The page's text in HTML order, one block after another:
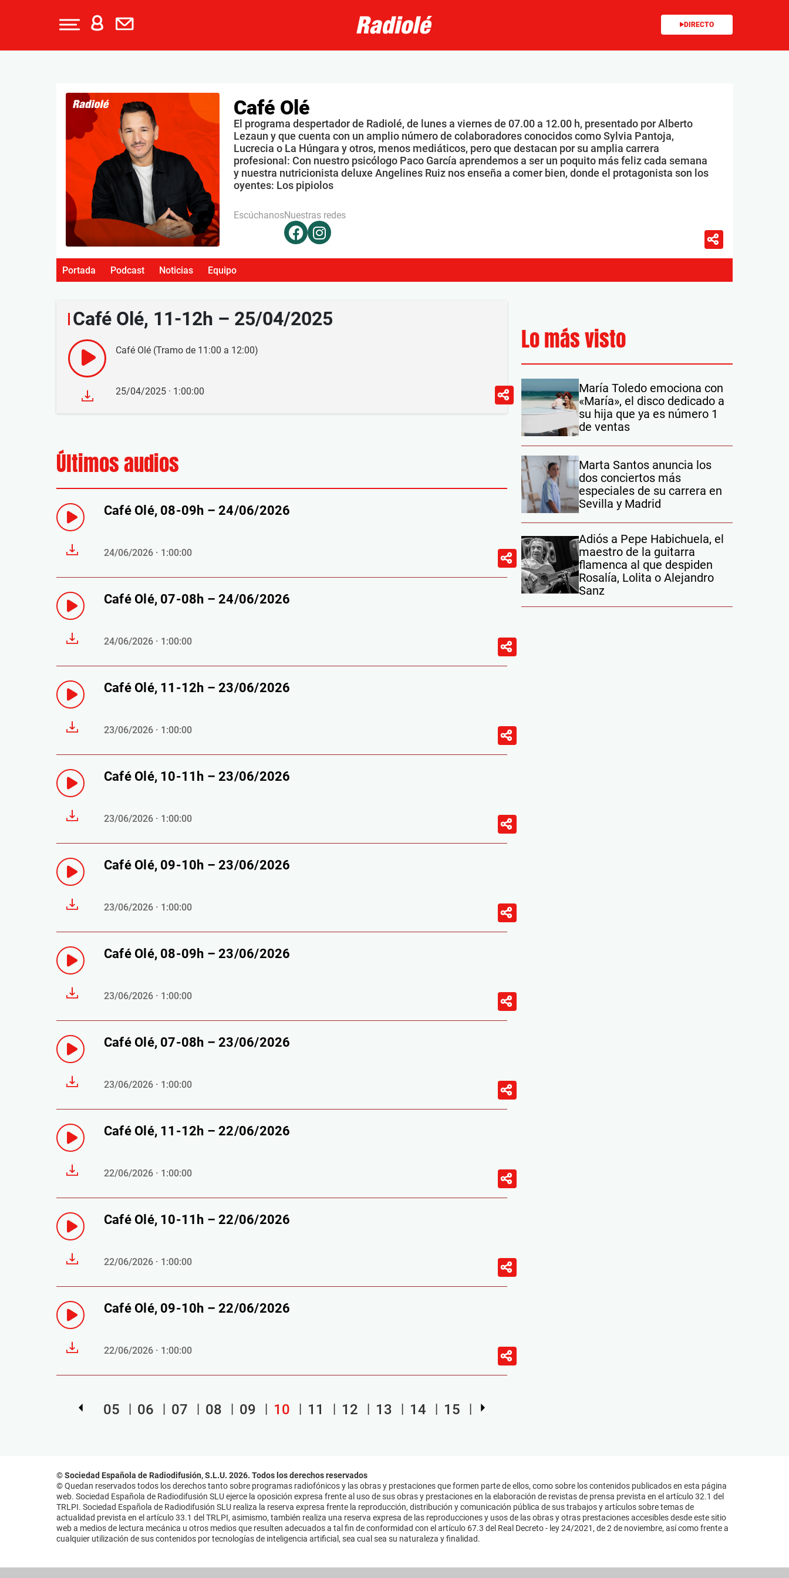
DIRECTO
Café Olé
El programa despertador de Radiolé, de lunes a viernes de 07.00 a 12.00 h, presentado por Alberto
Lezaun y que cuenta con un amplio número de colaboradores conocidos como Sylvia Pantoja,
Lucrecia o La Húngara y otros, menos mediáticos, pero que destacan por su amplia carrera
profesional: Con nuestro psicólogo Paco García aprendemos a ser un poquito más feliz cada semana
y nuestra nutricionista deluxe Angelines Ruiz nos enseña a comer bien, donde el protagonista son los
oyentes: Los pipiolos
EscúchanosNuestras redes
Portada Podcast Noticias Equipo
Café Olé, 11-12h – 25/04/2025
Café Olé (Tramo de 11:00 a 12:00)
25/04/2025 · 1:00:00
Últimos audios
Café Olé, 08-09h – 24/06/2026
24/06/2026 · 1:00:00
Café Olé, 07-08h – 24/06/2026
24/06/2026 · 1:00:00
Café Olé, 11-12h – 23/06/2026
23/06/2026 · 1:00:00
Café Olé, 10-11h – 23/06/2026
23/06/2026 · 1:00:00
Café Olé, 09-10h – 23/06/2026
23/06/2026 · 1:00:00
Café Olé, 08-09h – 23/06/2026
23/06/2026 · 1:00:00
Café Olé, 07-08h – 23/06/2026
23/06/2026 · 1:00:00
Café Olé, 11-12h – 22/06/2026
22/06/2026 · 1:00:00
Café Olé, 10-11h – 22/06/2026
22/06/2026 · 1:00:00
Café Olé, 09-10h – 22/06/2026
22/06/2026 · 1:00:00
05 06 07 08 09 10 11 12 13 14 15
Lo más visto
María Toledo emociona con
«María», el disco dedicado a
su hija que ya es número 1
de ventas
Marta Santos anuncia los
dos conciertos más
especiales de su carrera en
Sevilla y Madrid
Adiós a Pepe Habichuela, el
maestro de la guitarra
flamenca al que despiden
Rosalía, Lolita o Alejandro
Sanz
© Sociedad Española de Radiodifusión, S.L.U. 2026. Todos los derechos reservados
© Quedan reservados todos los derechos tanto sobre programas radiofónicos y las obras y prestaciones que formen parte de ellos, como sobre los contenidos publicados en esta página
web. Sociedad Española de Radiodifusión SLU ejerce la oposición expresa frente al uso de sus obras y prestaciones en la elaboración de revistas de prensa prevista en el artículo 32.1 del
TRLPI. Sociedad Española de Radiodifusión SLU realiza la reserva expresa frente la reproducción, distribución y comunicación pública de sus trabajos y artículos sobre temas de
actualidad prevista en el artículo 33.1 del TRLPI, asimismo, también realiza una reserva expresa de las reproducciones y usos de las obras y otras prestaciones accesibles desde este sitio
web a medios de lectura mecánica u otros medios que resulten adecuados a tal fin de conformidad con el artículo 67.3 del Real Decreto - ley 24/2021, de 2 de noviembre, así como frente a
cualquier utilización de sus contenidos por tecnologías de inteligencia artificial, sea cual sea su naturaleza y finalidad.